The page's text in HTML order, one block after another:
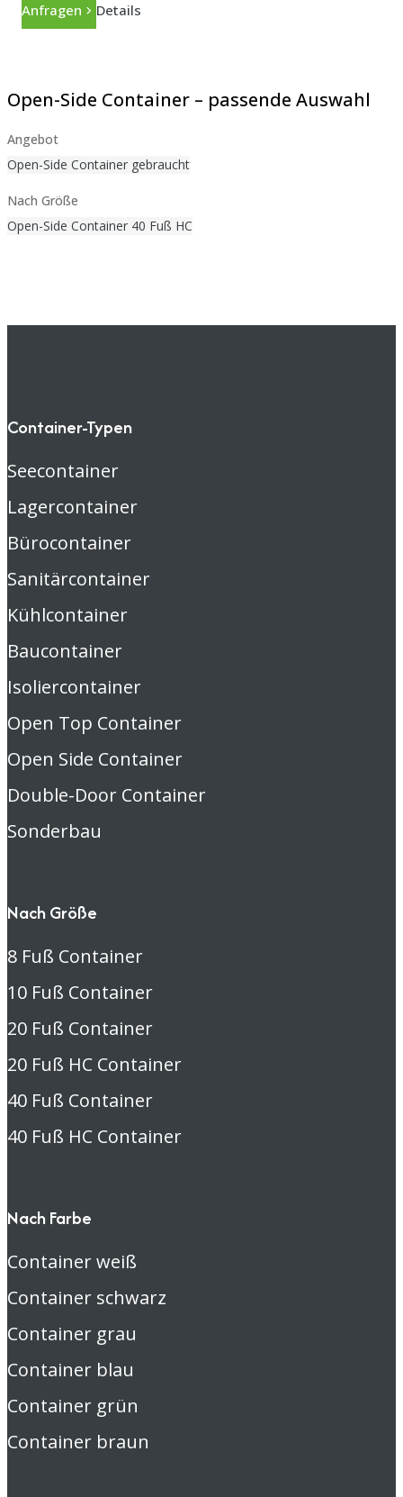
Anfragen Details
Open-Side Container – passende Auswahl
Angebot
Open-Side Container gebraucht
Nach Größe
Open-Side Container 40 Fuß HC
Container-Typen
Seecontainer
Lagercontainer
Bürocontainer
Sanitärcontainer
Kühlcontainer
Baucontainer
Isoliercontainer
Open Top Container
Open Side Container
Double-Door Container
Sonderbau
Nach Größe
8 Fuß Container
10 Fuß Container
20 Fuß Container
20 Fuß HC Container
40 Fuß Container
40 Fuß HC Container
Nach Farbe
Container weiß
Container schwarz
Container grau
Container blau
Container grün
Container braun